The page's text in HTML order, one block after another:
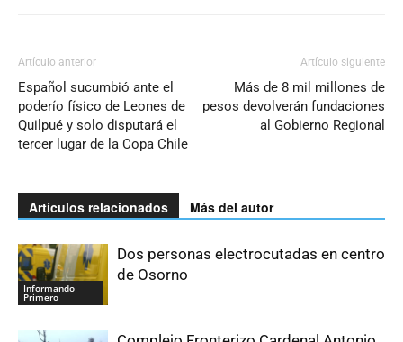
Artículo anterior
Español sucumbió ante el
poderío físico de Leones de
Quilpué y solo disputará el
tercer lugar de la Copa Chile
Artículo siguiente
Más de 8 mil millones de
pesos devolverán fundaciones
al Gobierno Regional
Artículos relacionados Más del autor
Informando
Primero
Dos personas electrocutadas en centro
de Osorno